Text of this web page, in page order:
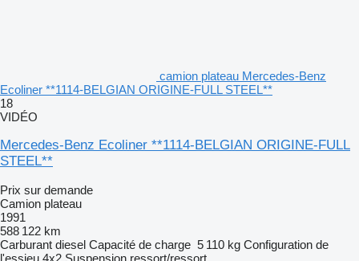
camion plateau Mercedes-Benz
Ecoliner **1114-BELGIAN ORIGINE-FULL STEEL**
18
VIDÉO
Mercedes-Benz Ecoliner **1114-BELGIAN ORIGINE-FULL
STEEL**
Prix sur demande
Camion plateau
1991
588 122 km
Carburant diesel Capacité de charge 5 110 kg Configuration de
l'essieu 4x2 Suspension ressort/ressort